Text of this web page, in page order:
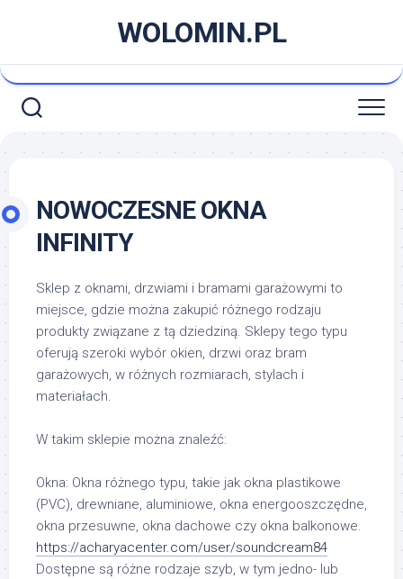
WOLOMIN.PL
NOWOCZESNE OKNA
INFINITY
Sklep z oknami, drzwiami i bramami garażowymi to
miejsce, gdzie można zakupić różnego rodzaju
produkty związane z tą dziedziną. Sklepy tego typu
oferują szeroki wybór okien, drzwi oraz bram
garażowych, w różnych rozmiarach, stylach i
materiałach.
W takim sklepie można znaleźć:
Okna: Okna różnego typu, takie jak okna plastikowe
(PVC), drewniane, aluminiowe, okna energooszczędne,
okna przesuwne, okna dachowe czy okna balkonowe.
https://acharyacenter.com/user/soundcream84
Dostępne są różne rodzaje szyb, w tym jedno- lub